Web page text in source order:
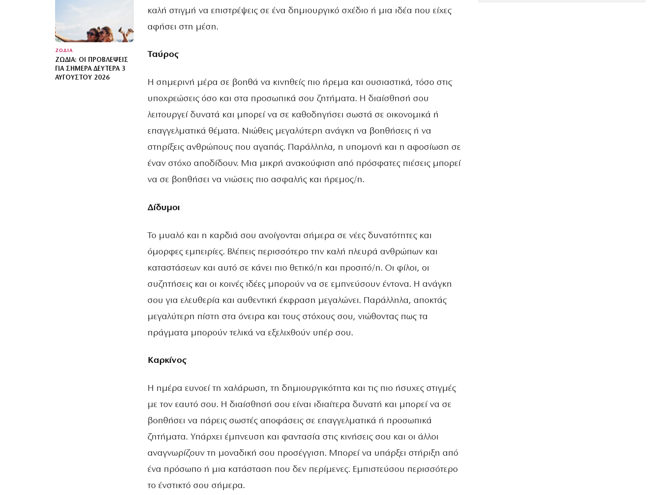
ΖΩΔΙΑ
ΖΏΔΙΑ: ΟΙ ΠΡΟΒΛΈΨΕΙΣ
ΓΙΑ ΣΉΜΕΡΑ ΔΕΥΤΈΡΑ 3
ΑΥΓΟΎΣΤΟΥ 2026
καλή στιγμή να επιστρέψεις σε ένα δημιουργικό σχέδιο ή μια ιδέα που είχες
αφήσει στη μέση.
Ταύρος
Η σημερινή μέρα σε βοηθά να κινηθείς πιο ήρεμα και ουσιαστικά, τόσο στις
υποχρεώσεις όσο και στα προσωπικά σου ζητήματα. Η διαίσθησή σου
λειτουργεί δυνατά και μπορεί να σε καθοδηγήσει σωστά σε οικονομικά ή
επαγγελματικά θέματα. Νιώθεις μεγαλύτερη ανάγκη να βοηθήσεις ή να
στηρίξεις ανθρώπους που αγαπάς. Παράλληλα, η υπομονή και η αφοσίωση σε
έναν στόχο αποδίδουν. Μια μικρή ανακούφιση από πρόσφατες πιέσεις μπορεί
να σε βοηθήσει να νιώσεις πιο ασφαλής και ήρεμος/η.
Δίδυμοι
Το μυαλό και η καρδιά σου ανοίγονται σήμερα σε νέες δυνατότητες και
όμορφες εμπειρίες. Βλέπεις περισσότερο την καλή πλευρά ανθρώπων και
καταστάσεων και αυτό σε κάνει πιο θετικό/η και προσιτό/η. Οι φίλοι, οι
συζητήσεις και οι κοινές ιδέες μπορούν να σε εμπνεύσουν έντονα. Η ανάγκη
σου για ελευθερία και αυθεντική έκφραση μεγαλώνει. Παράλληλα, αποκτάς
μεγαλύτερη πίστη στα όνειρα και τους στόχους σου, νιώθοντας πως τα
πράγματα μπορούν τελικά να εξελιχθούν υπέρ σου.
Καρκίνος
Η ημέρα ευνοεί τη χαλάρωση, τη δημιουργικότητα και τις πιο ήσυχες στιγμές
με τον εαυτό σου. Η διαίσθησή σου είναι ιδιαίτερα δυνατή και μπορεί να σε
βοηθήσει να πάρεις σωστές αποφάσεις σε επαγγελματικά ή προσωπικά
ζητήματα. Υπάρχει έμπνευση και φαντασία στις κινήσεις σου και οι άλλοι
αναγνωρίζουν τη μοναδική σου προσέγγιση. Μπορεί να υπάρξει στήριξη από
ένα πρόσωπο ή μια κατάσταση που δεν περίμενες. Εμπιστεύσου περισσότερο
το ένστικτό σου σήμερα.